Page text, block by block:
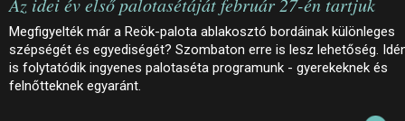
Az idei év első palotasétáját február 27-én tartjuk
Megfigyelték már a Reök-palota ablakosztó bordáinak különleges
szépségét és egyediségét? Szombaton erre is lesz lehetőség.
is folytatódik ingyenes palotaséta programunk - gyerekeknek és
felnőtteknek egyaránt.